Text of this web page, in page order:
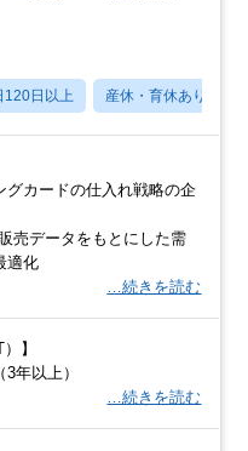
120日以上 産休・育休あり
グカードの仕入れ戦略の企
売データをもとにした需
適化
…続きを読む
】
3年以上）
…続きを読む